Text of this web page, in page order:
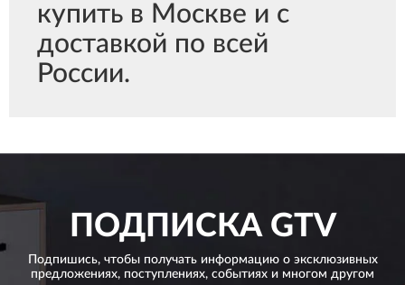
купить в Москве и с
доставкой по всей
России.
ПОДПИСКАGTV
Подпишись, чтобы получать информацию о эксклюзивных
предложениях, поступлениях, событиях и многом другом